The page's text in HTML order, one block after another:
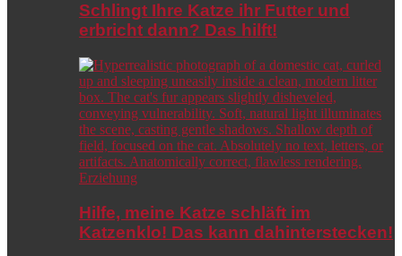
Schlingt Ihre Katze ihr Futter und
erbricht dann? Das hilft!
Erziehung
Hilfe, meine Katze schläft im
Katzenklo! Das kann dahinterstecken!